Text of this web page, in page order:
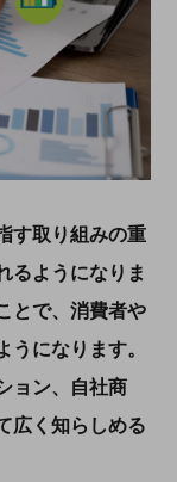
す取り組みの重
るようになりま
とで、消費者や
うになります。
ョン、自社商
広く知らしめる